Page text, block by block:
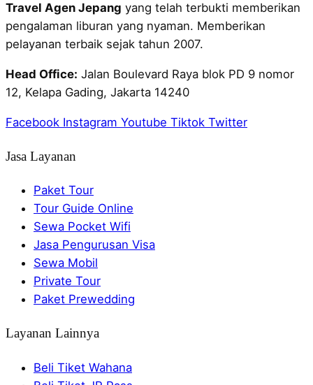
Travel Agen Jepang yang telah terbukti memberikan
pengalaman liburan yang nyaman. Memberikan
pelayanan terbaik sejak tahun 2007.
Head Office: Jalan Boulevard Raya blok PD 9 nomor
12, Kelapa Gading, Jakarta 14240
Facebook Instagram Youtube Tiktok Twitter
Jasa Layanan
Paket Tour
Tour Guide Online
Sewa Pocket Wifi
Jasa Pengurusan Visa
Sewa Mobil
Private Tour
Paket Prewedding
Layanan Lainnya
Beli Tiket Wahana